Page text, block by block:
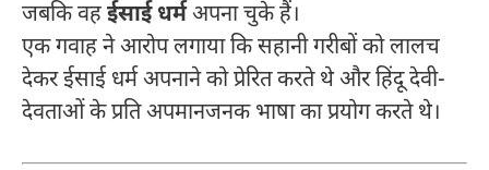
जबकि वहईसाई धर्मअपना चुके हैं।
एक गवाह ने आरोप लगाया कि सहानी गरीबों को लालच
देकर ईसाई धर्म अपनाने को प्रेरित करते थे और हिंदू देवी-
देवताओं के प्रति अपमानजनक भाषा का प्रयोग करते थे।